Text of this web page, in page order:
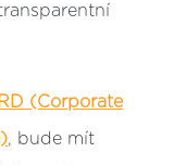
(Corporate
, bude mít